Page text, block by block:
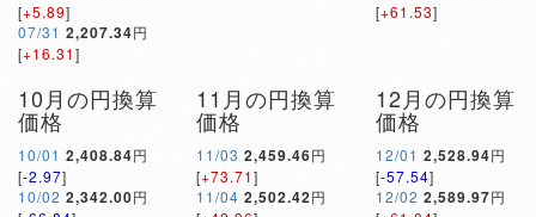
[+5.89]
07/31 2,207.34円
[+16.31]
[+61.53]
10月の円換算
価格
10/01 2,408.84円
[-2.97]
10/02 2,342.00円
11月の円換算
価格
11/03 2,459.46円
[+73.71]
11/04 2,502.42円
12月の円換算
価格
12/01 2,528.94円
[-57.54]
12/02 2,589.97円